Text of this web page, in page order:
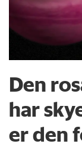
Den
har
er den